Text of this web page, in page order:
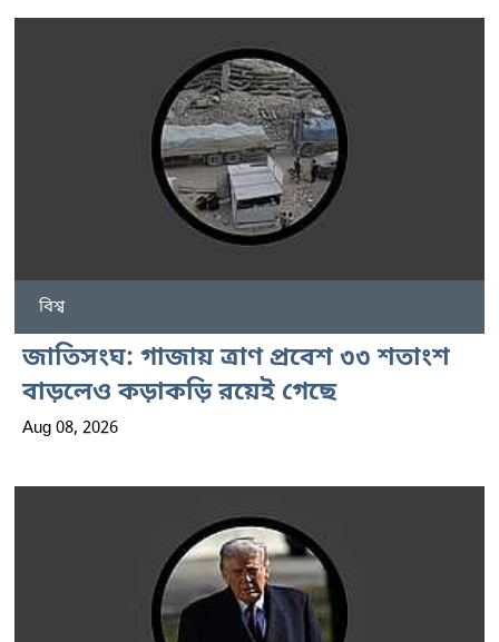
বিশ্ব
জাতিসংঘ: গাজায় ত্রাণ প্রবেশ ৩৩ শতাংশ
বাড়লেও কড়াকড়ি রয়েই গেছে
Aug 08, 2026